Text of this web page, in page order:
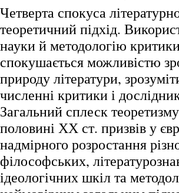
Четверта спокуса
теоретичний підхід.
науки й методологію
спокушається можливістю
природу літератури,
численні критики і
Загальний сплеск
половині ХХ ст. призвів у
надмірного розростання
філософських,
ідеологічних шкіл та